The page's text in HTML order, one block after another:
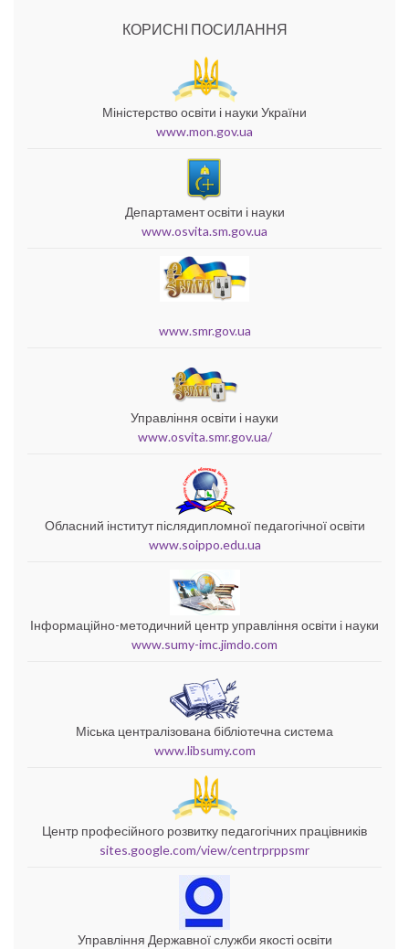
КОРИСНІ ПОСИЛАННЯ
Міністерство освіти і науки України
www.mon.gov.ua
Департамент освіти і науки
www.osvita.sm.gov.ua
www.smr.gov.ua
Управління освіти і науки
www.osvita.smr.gov.ua/
Обласний інститут післядипломної педагогічної освіти
www.soippo.edu.ua
Інформаційно-методичний центр управління освіти і науки
www.sumy-imc.jimdo.com
Міська централізована бібліотечна система
www.libsumy.com
Центр професійного розвитку педагогічних працівників
sites.google.com/view/centrprppsmr
Управління Державної служби якості освіти